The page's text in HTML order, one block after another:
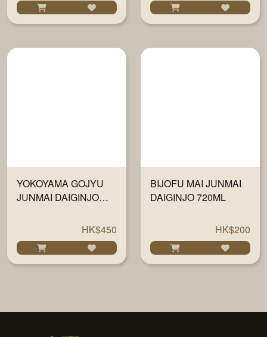
YOKOYAMA GOJYU
JUNMAI DAIGINJO
HK$450
BIJOFU MAI JUNMAI
DAIGINJO 720ML
HK$200